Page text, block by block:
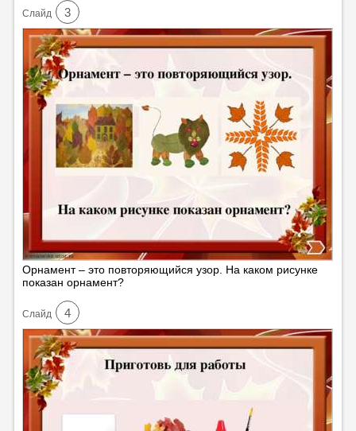
Cлайд 3
Орнамент – это повторяющийся узор. На каком рисунке
показан орнамент?
Cлайд 4